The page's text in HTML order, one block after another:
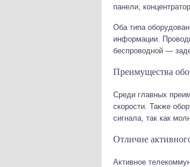
панели,
Оба типа
информации.
беспроводной —
Преимущества
Среди главных
скорости. Также
сигнала, так как
Отличие
Активное